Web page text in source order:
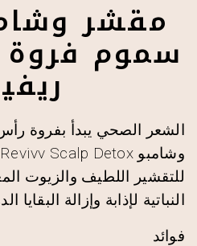
مقشر
سموم
الشعر الصحي يبدأ بفروة
للتقشير اللطيف والزيوت
النباتية لإذابة وإزالة
فوائد